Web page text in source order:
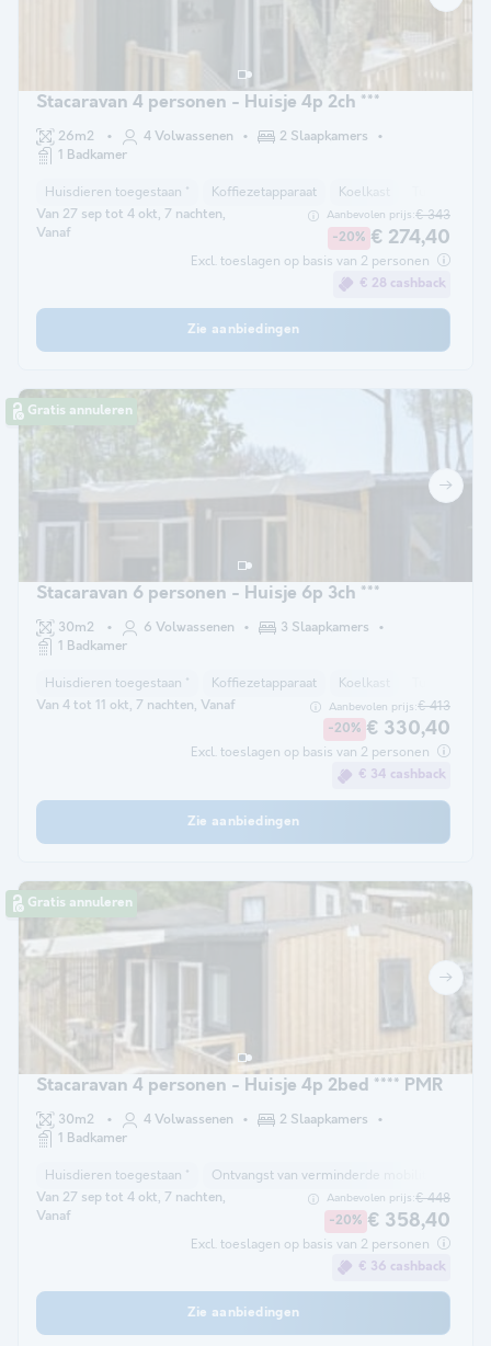
Stacaravan 4 personen - Huisje 4p 2ch ***
26m2 4 Volwassenen
2 Slaapkamers
1 Badkamer
Huisdieren toegestaan * Koffiezetapparaat Koelkast
Van 27 sep tot 4 okt, 7 nachten,
Vanaf
Aanbevolen prijs:€ 343
-20% € 274,40
Excl. toeslagen op basis van 2 personen
€ 28 cashback
Zie aanbiedingen
Gratis annuleren
Stacaravan 6 personen - Huisje 6p 3ch ***
30m2 6 Volwassenen
3 Slaapkamers
1 Badkamer
Huisdieren toegestaan * Koffiezetapparaat Koelkast
Van 4 tot 11 okt, 7 nachten, Vanaf Aanbevolen prijs:€ 413
-20% € 330,40
Excl. toeslagen op basis van 2 personen
€ 34 cashback
Zie aanbiedingen
Gratis annuleren
Stacaravan 4 personen - Huisje 4p 2bed **** PMR
30m2 4 Volwassenen
2 Slaapkamers
1 Badkamer
Huisdieren toegestaan * Ontvangst van verminderde mobiliteit
Van 27 sep tot 4 okt, 7 nachten,
Vanaf
Aanbevolen prijs:€ 448
-20% € 358,40
Excl. toeslagen op basis van 2 personen
€ 36 cashback
Zie aanbiedingen